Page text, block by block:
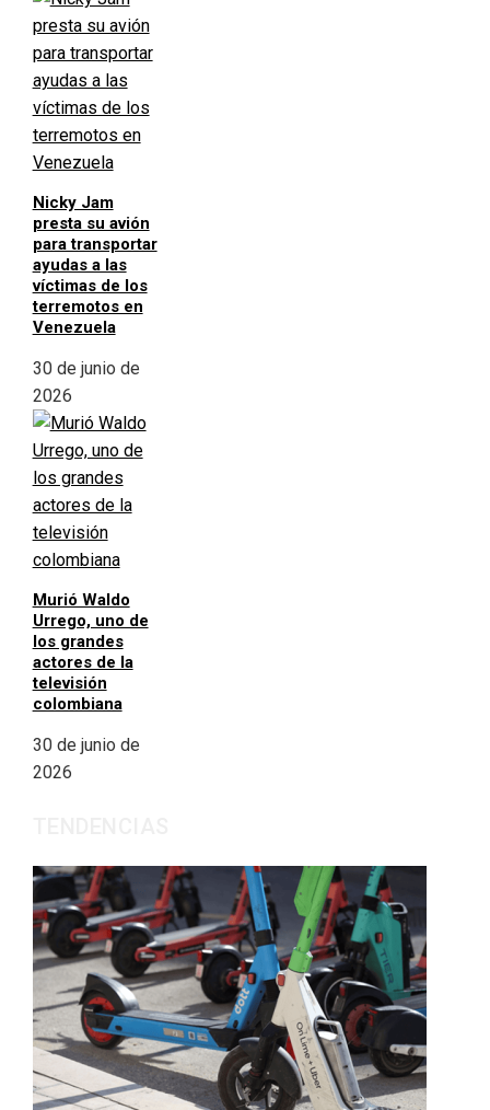
Nicky Jam
presta su avión
para transportar
ayudas a las
víctimas de los
terremotos en
Venezuela
30 de junio de
2026
Murió Waldo
Urrego, uno de
los grandes
actores de la
televisión
colombiana
30 de junio de
2026